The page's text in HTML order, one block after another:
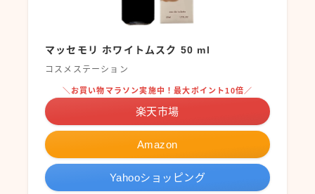
マッセモリ ホワイトムスク 50 ml
コスメステーション
Amazon
＼お買い物マラソン実施中！最大ポイント10倍／
楽天市場
Yahooショッピング